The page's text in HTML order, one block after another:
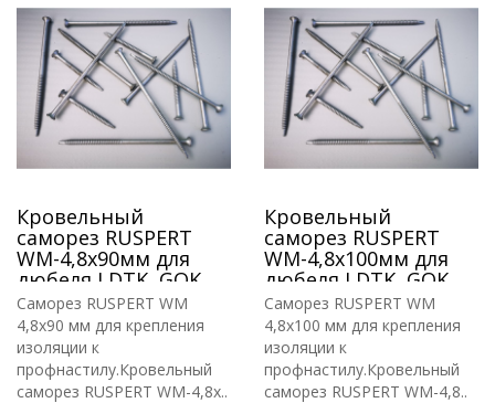
Кровельный
саморез RUSPERT
WM-4,8х90мм для
дюбеля LDTK, GOK,
RIF.
Саморез RUSPERT WM
4,8х90 мм для крепления
изоляции к
профнастилу.Кровельный
саморез RUSPERT WM-4,8х..
Кровельный
саморез RUSPERT
WM-4,8х100мм для
дюбеля LDTK, GOK,
RIF.
Саморез RUSPERT WM
4,8х100 мм для крепления
изоляции к
профнастилу.Кровельный
саморез RUSPERT WM-4,8..